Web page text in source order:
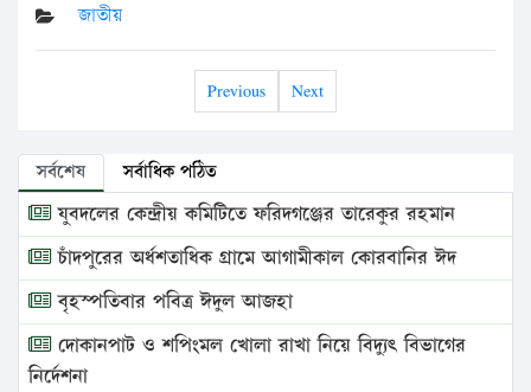
জাতীয়
Previous Next
সর্বশেষ সর্বাধিক পঠিত
যুবদলের কেন্দ্রীয় কমিটিতে ফরিদগঞ্জের তারেকুর রহমান
চাঁদপুরের অর্ধশতাধিক গ্রামে আগামীকাল কোরবানির ঈদ
বৃহস্পতিবার পবিত্র ঈদুল আজহা
দোকানপাট ও শপিংমল খোলা রাখা নিয়ে বিদ্যুৎ বিভাগের
নির্দেশনা